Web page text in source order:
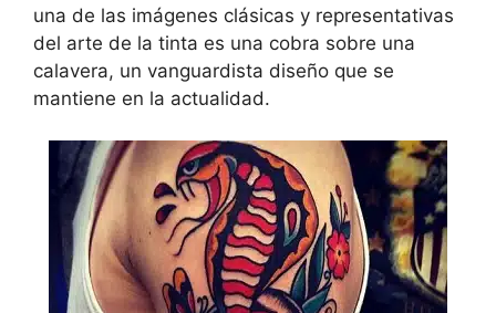
una de las imágenes clásicas y representativas
del arte de la tinta es una cobra sobre una
calavera, un vanguardista diseño que se
mantiene en la actualidad.